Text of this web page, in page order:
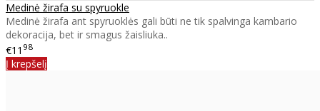
Medinė žirafa su spyruokle
Medinė žirafa ant spyruoklės gali būti ne tik spalvinga kambario
dekoracija, bet ir smagus žaisliuka..
€11 98
Į krepšelį